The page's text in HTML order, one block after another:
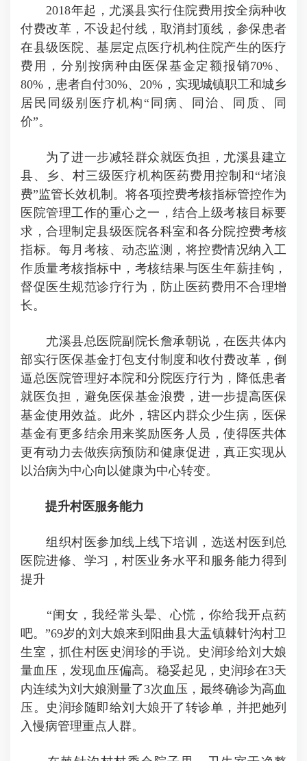
2018年起，尤溪县实行住院费用按全病种收
付费改革，不设起付线，取消封顶线，参保患者
在县级医院、基层定点医疗机构住院产生的医疗
费用，分别按病种由医保基金定额报销70%、
80%，患者自付30%、20%，实现城镇职工和城乡
居民同级别医疗机构“同病、同治、同质、同
价”。
为了进一步减轻群众就医负担，尤溪县建立
县、乡、村三级医疗机构医药费用控制和“堵浪
费”监管长效机制。将各项控费考核指标管控作为
医院管理工作的重心之一，结合上级考核目标要
求，合理制定县级医院各科室和各分院控费考核
指标。每月考核、动态监测，将控费情况纳入工
作质量考核指标中，考核结果与医生年薪挂钩，
督促医生规范诊疗行为，防止医药费用不合理增
长。
尤溪县总医院副院长詹承朝说，在医共体内
部实行医保基金打包支付制度和收付费改革，倒
逼总医院管理好本院和分院医疗行为，降低患者
就医负担，避免医保基金浪费，进一步提高医保
基金使用效益。此外，辖区内群众少生病，医保
基金有更多结余用来奖励医务人员，使得医共体
更有动力去做疾病预防和健康促进，真正实现从
以治病为中心向以健康为中心转变。
提升村医服务能力
组织村医参加线上线下培训，选送村医到总
医院进修、学习，村医业务水平和服务能力得到
提升
“闺女，我经常头晕、心慌，你给我开点药
吧。”69岁的刘大娘来到阳曲县大盂镇棘针沟村卫
生室，抓住村医史润珍的手说。史润珍给刘大娘
量血压，发现血压偏高。稳妥起见，史润珍在3天
内连续为刘大娘测量了3次血压，最终确诊为高血
压。史润珍随即给刘大娘开了转诊单，并把她列
入慢病管理重点人群。